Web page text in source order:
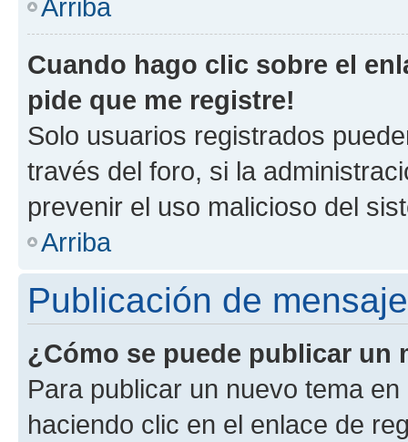
Arriba
Cuando hago clic sobre el
pide que me registre!
Solo usuarios registrados
través del foro, si la
prevenir el uso malicioso del
Arriba
Publicación de
¿Cómo se puede publicar un
Para publicar un nuevo tema
haciendo clic en el enlace de